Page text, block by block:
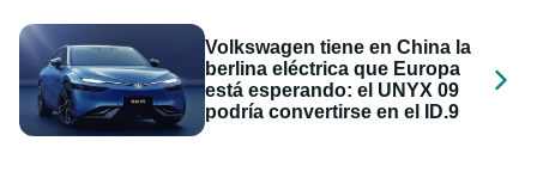
Volkswagen tiene en China la
berlina eléctrica que Europa
está esperando: el UNYX 09
podría convertirse en el ID.9